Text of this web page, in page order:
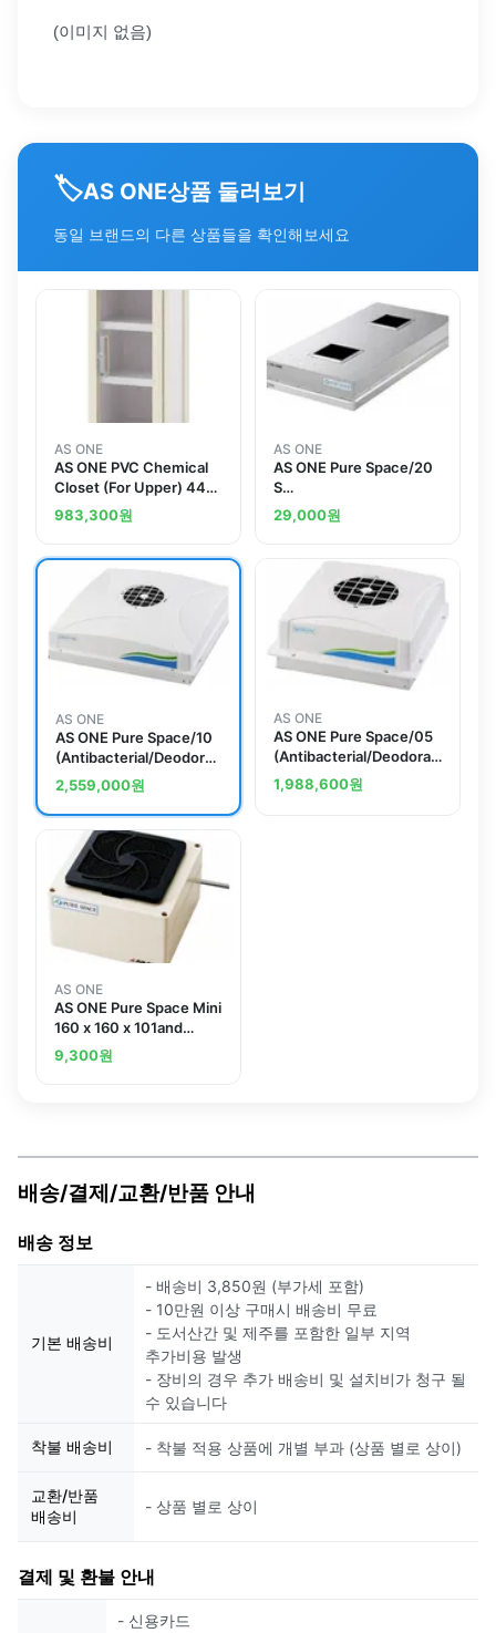
(이미지 없음)
🏷️AS ONE상품 둘러보기
동일 브랜드의 다른 상품들을 확인해보세요
AS ONE
AS ONE PVC Chemical
Closet (For Upper) 445
x 450 x 900mmand
others
983,300원
AS ONE
AS ONE Pure Space/20
S
(Antibacterial/Deodorant
HEPA Filter
Remote Controland
29,000원
AS ONE
AS ONE Pure Space/10
(Antibacterial/Deodorant
HEPA Filter
Specifications) with
Remote Controland
others
2,559,000원
AS ONE
AS ONE Pure Space/05
(Antibacterial/Deodorant
HEPA Filter
Specifications) with
1,988,600원
AS ONE
AS ONE Pure Space Mini
160 x 160 x 101and
others
9,300원
배송/결제/교환/반품 안내
배송 정보
기본 배송비
- 배송비 3,850원 (부가세 포함)
- 10만원 이상 구매시 배송비 무료
- 도서산간 및 제주를 포함한 일부 지역
추가비용 발생
- 장비의 경우 추가 배송비 및 설치비가 청구 될
수 있습니다
착불 배송비 - 착불 적용 상품에 개별 부과 (상품 별로 상이)
교환/반품
배송비
- 상품 별로 상이
결제 및 환불 안내
- 신용카드